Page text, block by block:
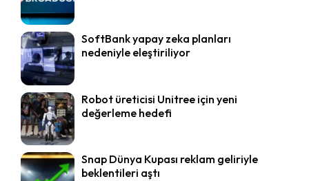
SoftBank yapay zeka planları
nedeniyle eleştiriliyor
Robot üreticisi Unitree için yeni
değerleme hedefi
Snap Dünya Kupası reklam geliriyle
beklentileri aştı